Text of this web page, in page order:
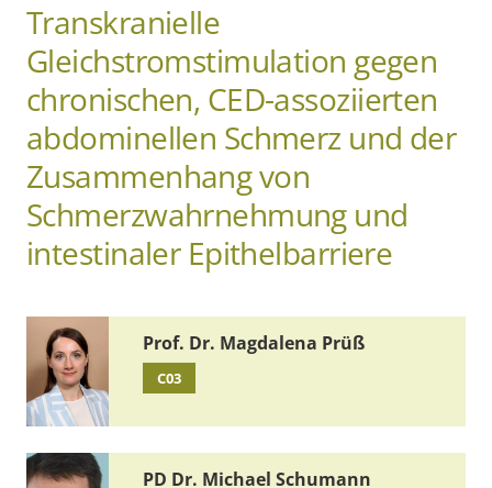
Transkranielle
Gleichstromstimulation gegen
chronischen, CED-assoziierten
abdominellen Schmerz und der
Zusammenhang von
Schmerzwahrnehmung und
intestinaler Epithelbarriere
Prof. Dr. Magdalena Prüß
C03
PD Dr. Michael Schumann